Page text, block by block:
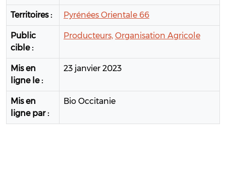
Territoires : Pyrénées Orientale 66
Public
cible :
Producteurs, Organisation Agricole
Mis en
ligne le :
23 janvier 2023
Mis en
ligne par :
Bio Occitanie